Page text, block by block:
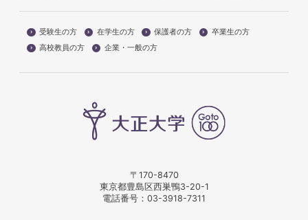
受験生の方 在学生の方 保護者の方
卒業生の方
高校教員の方
企業・一般の方
〒170-8470
東京都豊島区西巣鴨3-20-1
電話番号： 03-3918-7311